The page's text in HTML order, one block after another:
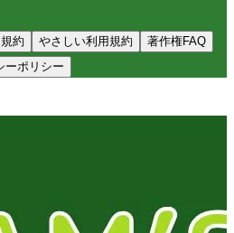
約 やさしい利用規約
著作権FAQ
ーポリシー